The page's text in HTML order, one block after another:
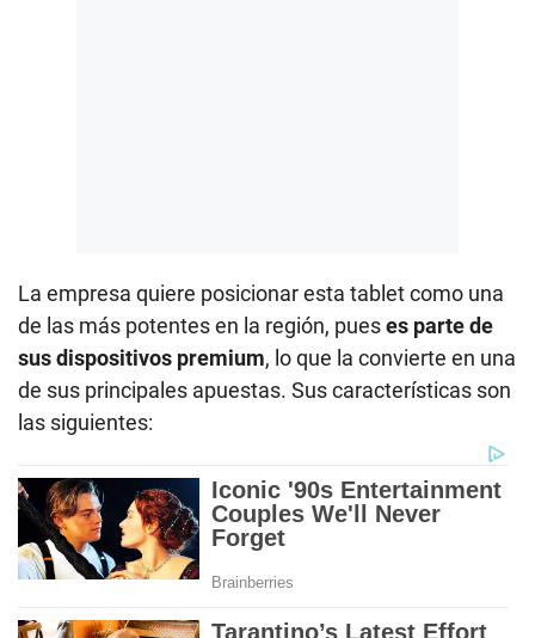
La empresa quiere posicionar esta tablet como una
de las más potentes en la región, pueses parte de
sus dispositivos premium, lo que la convierte en una
de sus principales apuestas. Sus características son
las siguientes: